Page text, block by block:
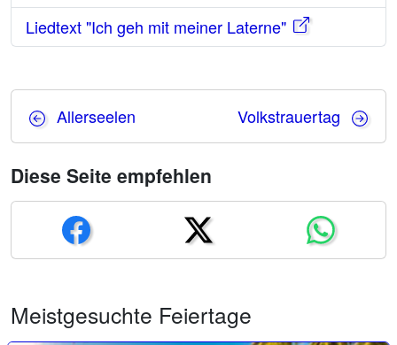
Liedtext "Ich geh mit meiner Laterne"
Allerseelen Volkstrauertag
Diese Seite empfehlen
Meistgesuchte Feiertage